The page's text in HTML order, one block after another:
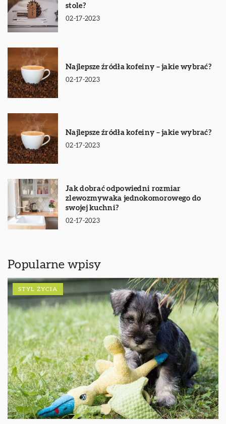
stole?
02-17-2023
Najlepsze źródła kofeiny – jakie wybrać?
02-17-2023
Najlepsze źródła kofeiny – jakie wybrać?
02-17-2023
Jak dobrać odpowiedni rozmiar
zlewozmywaka jednokomorowego do
swojej kuchni?
02-17-2023
Popularne wpisy
STYL ŻYCIA